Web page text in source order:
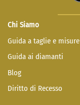
Chi Siamo
Guida a taglie e misure
Guida ai diamanti
Blog
Diritto di Recesso